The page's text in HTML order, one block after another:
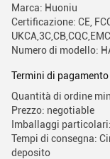
Marca: Huoniu
Certificazione: CE,
Numero di modello:
Termini di
Quantità di ordine
Prezzo: negotiable
Imballaggi particolari:
Tempi di consegna:
deposito